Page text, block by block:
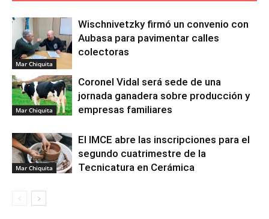
Mar Chiquita
Wischnivetzky firmó un convenio con
Aubasa para pavimentar calles
colectoras
Mar Chiquita
Coronel Vidal será sede de una
jornada ganadera sobre producción y
empresas familiares
Mar Chiquita
El IMCE abre las inscripciones para el
segundo cuatrimestre de la
Tecnicatura en Cerámica